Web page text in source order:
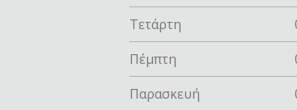
Τετάρτη
Πέμπτη
Παρασκευή